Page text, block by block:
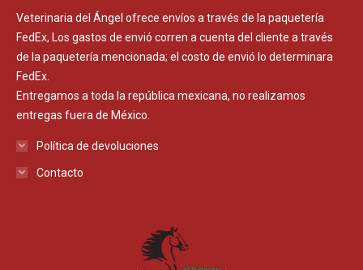
Veterinaria del Ángel ofrece envíos a través de la paquetería
FedEx, Los gastos de envió corren a cuenta del cliente a través
de la paquetería mencionada; el costo de envió lo determinara
FedEx.
Entregamos a toda la república mexicana, no realizamos
entregas fuera de México.
Política de devoluciones
Contacto